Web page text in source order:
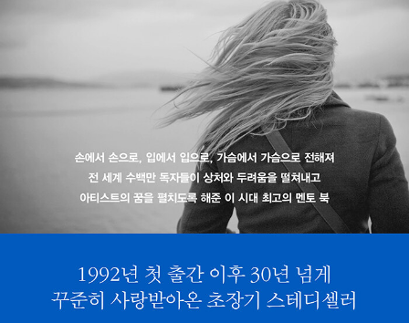
을 좋아하고 잘하는지 모르는 이들을 위해 쓴 ≪아티스트 웨이≫의 실
천편으로 쉽고 단순하게 삶을 변화시키는 법을 소개한다. 바로 ‘귀 기
울여 잘 듣는 것’이다. 저자는 나의 안과 밖의 소리를 따라 생각하고
행동하는 것이 ‘아티스트 웨이’의 핵 심이라고 강조한다. 그리고 자신
을 포함한 ‘자기 삶의 아티스트’들은 무엇을 듣고 어떻게 인생을 바꾸
었는지 그 방법을 알려준다. 오늘부터 딱 6주, 이 책의 조언을 따라 세
상의 모든 소리에 귀 기울여보자. 진정한 나를 만나 나답게, 현명하게
인생의 방향을 다시 잡게 될 것이다.